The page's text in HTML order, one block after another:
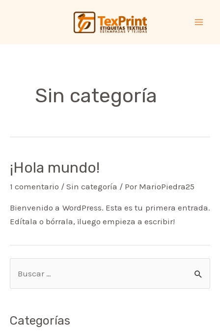
Sin categoría
¡Hola mundo!
1 comentario / Sin categoría / Por MarioPiedra25
Bienvenido a WordPress. Esta es tu primera entrada.
Edítala o bórrala, ¡luego empieza a escribir!
c
Categorías